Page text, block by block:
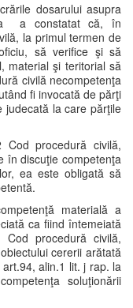
dosarului asupra
a constatat că, în
la primul termen de
să verifice şi să
material şi teritorial să
civilă necompetenţa
fi invocată de părţi
judecată la care părţile
procedură civilă,
în discuţie competenţa
ea este obligată să
materială a
ca fiind întemeiată
procedură civilă,
cererii arătată
alin.1 lit. j rap. la
soluţionării